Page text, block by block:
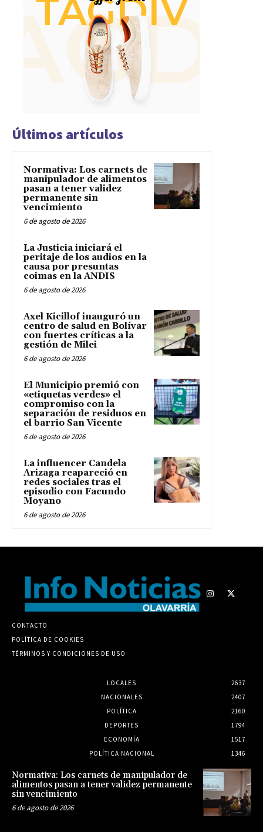
Últimos artículos
Normativa: Los carnets de
manipulador de alimentos
pasan a tener validez
permanente sin
vencimiento
6 de agosto de 2026
La Justicia iniciará el
peritaje de los audios en la
causa por presuntas
coimas en la ANDIS
6 de agosto de 2026
Axel Kicillof inauguró un
centro de salud en Bolívar
con fuertes críticas a la
gestión de Milei
6 de agosto de 2026
El Municipio premió con
«etiquetas verdes» el
compromiso con la
separación de residuos en
el barrio San Vicente
6 de agosto de 2026
La influencer Candela
Arizaga reapareció en
redes sociales tras el
episodio con Facundo
Moyano
6 de agosto de 2026
CONTACTO
POLÍTICA DE COOKIES
TÉRMINOS Y CONDICIONES DE USO
LOCALES
2637
NACIONALES
2407
POLÍTICA
2160
DEPORTES
1794
ECONOMÍA
1517
POLÍTICA NACIONAL
1346
Normativa: Los carnets de manipulador de
alimentos pasan a tener validez permanente
sin vencimiento
6 de agosto de 2026